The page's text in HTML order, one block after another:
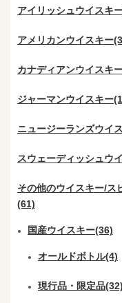
アイリッシュウイスキ
アメリカンウイスキー
カナディアンウイスキ
ジャーマンウイスキー
ニュージーランズウイ
スウェーディッシュウ
その他のウイスキー/ス
(61)
国産ウイスキー(36)
オールドボトル(4)
現行品・限定品(32)